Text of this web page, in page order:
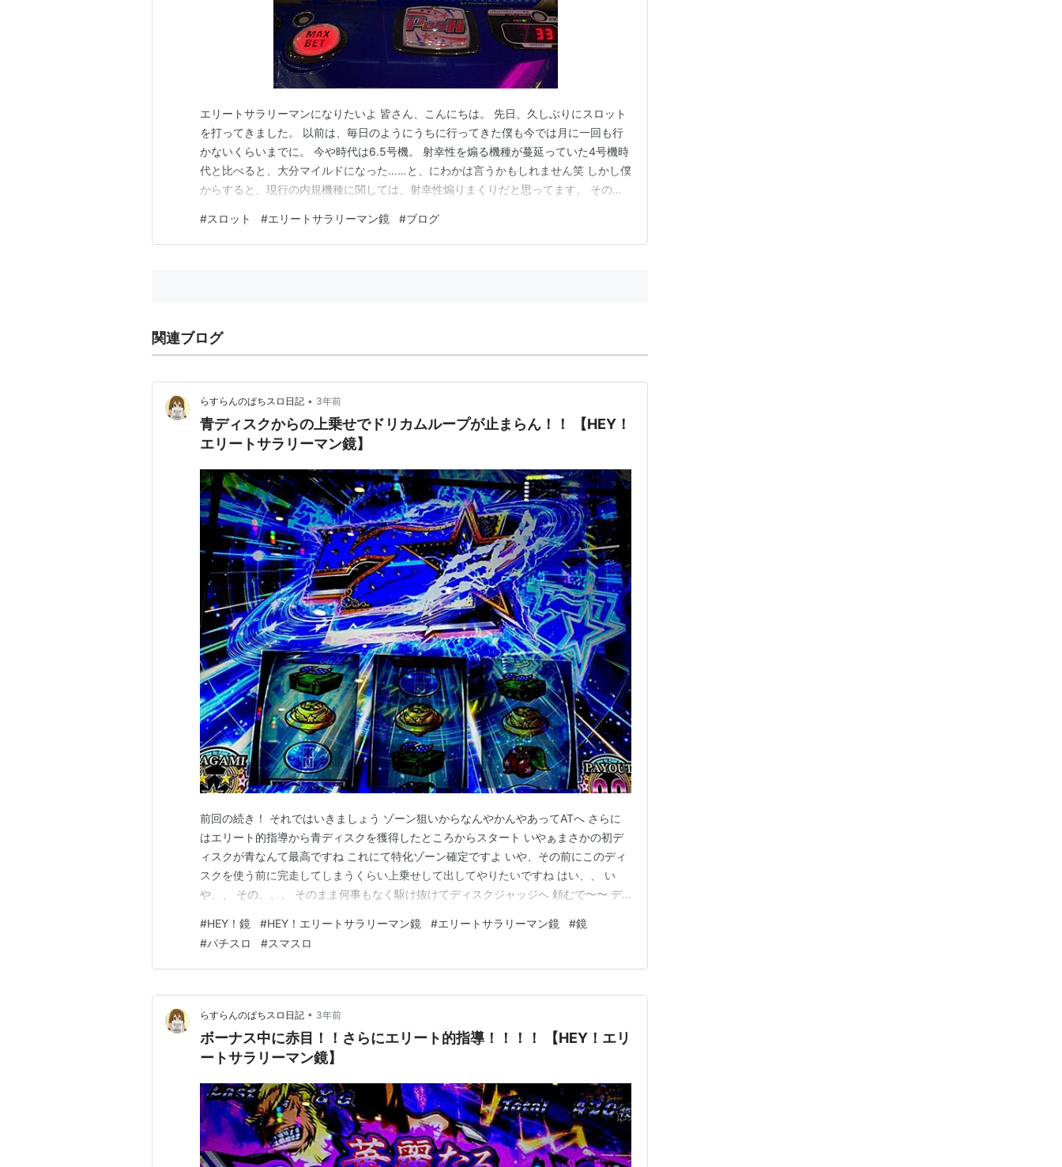
エリートサラリーマンになりたいよ 皆さん、こんにちは。 先日、久しぶりにスロット
を打ってきました。 以前は、毎日のようにうちに行ってきた僕も今では月に一回も行
かないくらいまでに。 今や時代は6.5号機。 射幸性を煽る機種が蔓延っていた4号機時
代と比べると、大分マイルドになった……と、にわかは言うかもしれません笑 しかし僕
からすると、現行の内規機種に関しては、射幸性煽りまくりだと思ってます。 その中
ロの台頭。 もう、スロットなのにメダルありません。 クレジットが加算減算していっ
て、交換するときはカードをカウンターに持っ…
#スロット #エリートサラリーマン鏡 #ブログ
関連ブログ
らすらんのぱちスロ日記 • 3年前
青ディスクからの上乗せでドリカムループが止まらん！！ 【HEY！
エリートサラリーマン鏡】
前回の続き！ それではいきましょう ゾーン狙いからなんやかんやあってATへ さらに
はエリート的指導から青ディスクを獲得したところからスタート いやぁまさかの初デ
ィスクが青なんて最高ですね これにて特化ゾーン確定ですよ いや、その前にこのディ
スクを使う前に完走してしまうくらい上乗せして出してやりたいですね はい、、 い
や、、 その、、、 そのまま何事もなく駆け抜けてディスクジャッジへ 頼むで〜〜 デ
DREAMですよ でもこれでもだいぶ強いんですよ だって平均１４０Gの特化ゾーンです
よ １４０Gって言ったらバイオ７のエ…
#HEY！鏡 #HEY！エリートサラリーマン鏡 #エリートサラリーマン鏡 #鏡
#パチスロ #スマスロ
らすらんのぱちスロ日記 • 3年前
ボーナス中に赤目！！さらにエリート的指導！！！！ 【HEY！エリ
ートサラリーマン鏡】